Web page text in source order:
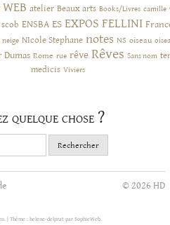
atelier Beaux arts Books/Livres camille
ENSBA ES EXPOS FELLINI
neige NIcole Stephane notes NS oiseau
Dumas Rome rue rêve Rêves Sans nom
medicis Viviers
quelque chose ?
© 2026 HD
Thème : helene-delprat par SophieWeb.